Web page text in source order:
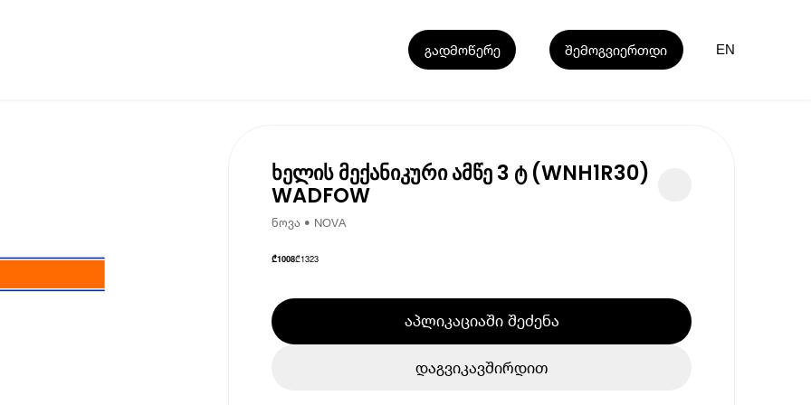
გადმოწერე შემოგვიერთდი EN
ხელის მექანიკური ამწე 3 ტ (WNH1R30)
WADFOW
ნოვა • NOVA
₾1008₾1323
აპლიკაციაში შეძენა
დაგვიკავშირდით